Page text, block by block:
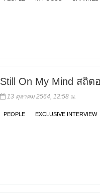
Still On My Mind สถิ
13 ตุลาคม 2564, 12:58 น.
PEOPLE EXCLUSIVE INTERVIEW